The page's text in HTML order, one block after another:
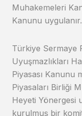
Muhakemeleri
Kanunu uygulanır.
Türkiye Sermaye
Uyuşmazlıkları
Piyasası Kanunu
Piyasaları Birliği
Heyeti Yönergesi
kurulmuş bir